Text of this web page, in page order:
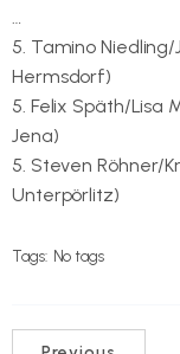
…
5. Tamino
Hermsdorf)
5. Felix Späth/Lisa
Jena)
5. Steven Röhner/
Unterpörlitz)
Tags: No tags